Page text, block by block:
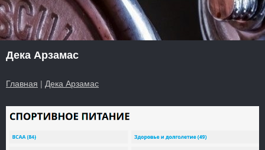
Дека Арзамас
Главная | Дека Арзамас